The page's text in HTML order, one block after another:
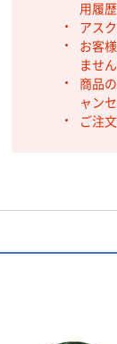
用履
アス
お客
ません
商品
ャン
ご注